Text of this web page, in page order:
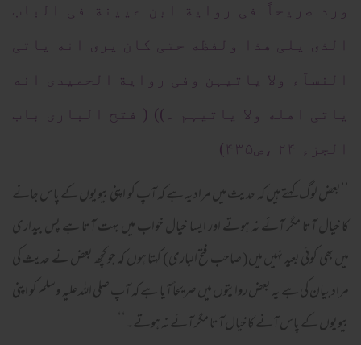
ورد صریحاً فی روایة ابن عیینة فی الباب
الذی یلی هذا ولفظه حتی کان یری انه یاتی
النسآء ولا یاتیہن وفی روایة الحمیدی انه
یاتی اهله ولا یاتیہم ۔)) ( فتح الباری باب
الجزء ۲۴ ،ص۴۳۵)
’’بعض لوگ کہتے ہیں کہ حدیث میں مراد یہ ہے کہ آپ کو اپنی بیویوں کے پاس جانے
کا خیال آتا مگر آئے نہ ہوتے اور ایسا خیال خواب میں بہت آتا ہے پس بیداری
میں بھی کوئی بعید نہیں میں( صاحب فتح الباری) کہتا ہوں کہ جو کچھ بعض نے حدیث کی
مراد بیان کی ہے یہ بعض روایتوں میں صریحاً آیا ہے کہ آپ صلی اللہ علیہ وسلم کو اپنی
بیویوں کے پاس آنے کا خیال آتا مگر آئے نہ ہوتے۔‘‘